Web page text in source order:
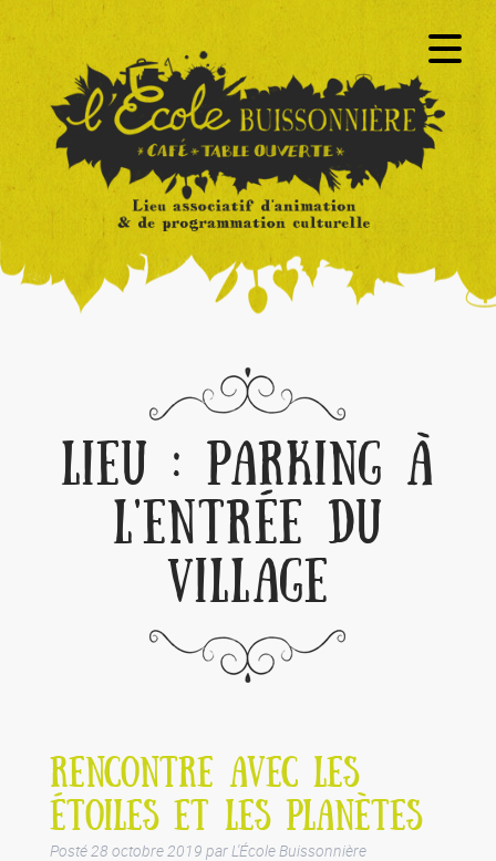
LIEU : PARKING À
L'ENTRÉE DU
VILLAGE
RENCONTRE AVEC LES
ÉTOILES ET LES PLANÈTES
Posté 28 octobre 2019 par L'École Buissonnière